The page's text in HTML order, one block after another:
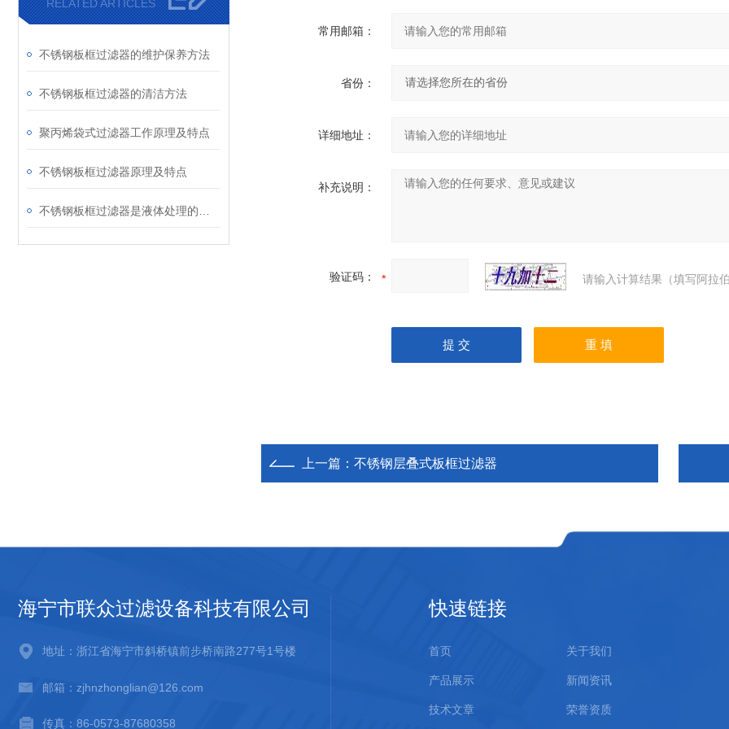
RELATED ARTICLES
不锈钢板框过滤器的维护保养方法
不锈钢板框过滤器的清洁方法
聚丙烯袋式过滤器工作原理及特点
不锈钢板框过滤器原理及特点
常用邮箱：
省份：
详细地址：
补充说明：
验证码： 请输入计算结果（填写阿拉
上一篇： 不锈钢层叠式板框过滤器
海宁市联众过滤设备科技有限公司
地址：浙江省海宁市斜桥镇前步桥南路277号1号楼
邮箱：zjhnzhonglian@126.com
传真：86-0573-87680358
快速链接
首页 关于我们
产品展示 新闻资讯
技术文章 荣誉资质